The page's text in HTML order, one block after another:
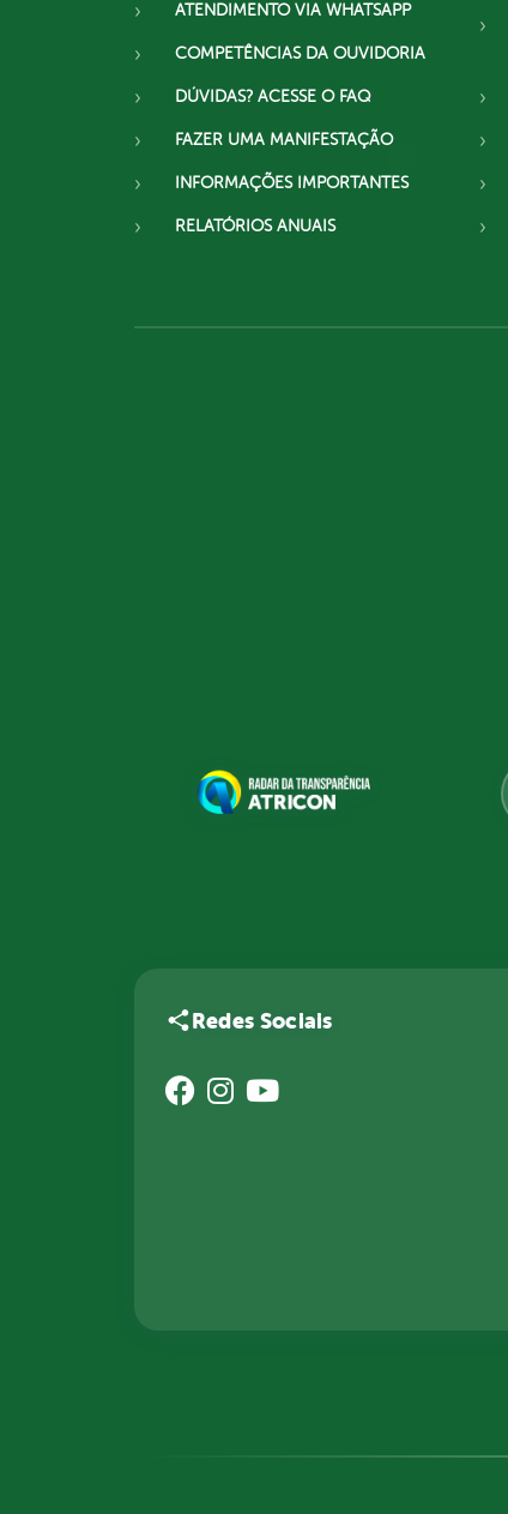
ATENDIMENTO VIA WHATSAPP
COMPETÊNCIAS DA OUVIDORIA
DÚVIDAS? ACESSE O FAQ
FAZER UMA MANIFESTAÇÃO
INFORMAÇÕES IMPORTANTES
RELATÓRIOS ANUAIS
Redes Sociais